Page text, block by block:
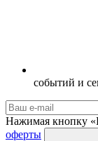
событий и
Нажимая кнопку
оферты